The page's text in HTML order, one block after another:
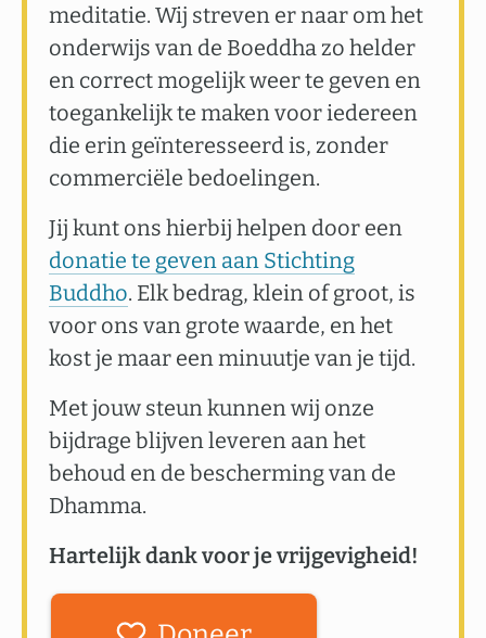
meditatie. Wij streven er naar om het
onderwijs van de Boeddha zo helder
en correct mogelijk weer te geven en
toegankelijk te maken voor iedereen
die erin geïnteresseerd is, zonder
commerciële bedoelingen.
Jij kunt ons hierbij helpen door een
donatie te geven aan Stichting
Buddho. Elk bedrag, klein of groot, is
voor ons van grote waarde, en het
kost je maar een minuutje van je tijd.
Met jouw steun kunnen wij onze
bijdrage blijven leveren aan het
behoud en de bescherming van de
Dhamma.
Hartelijk dank voor je vrijgevigheid!